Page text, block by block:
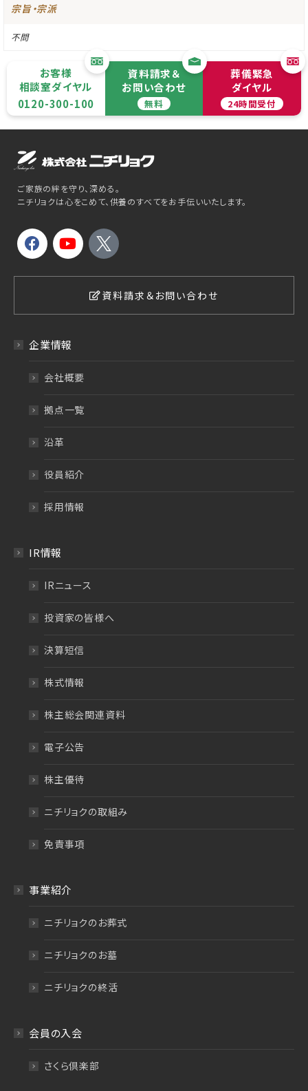
宗旨・宗派
不問
お客様
相談室ダイヤル
0120-300-100
資料請求＆
お問い合わせ
無料
葬儀緊急
ダイヤル
24時間受付
ご家族の絆を守り、深める。
ニチリョクは心をこめて、供養のすべてをお手伝いいたします。
資料請求＆お問い合わせ
企業情報
会社概要
拠点一覧
沿革
役員紹介
採用情報
IR情報
IRニュース
投資家の皆様へ
決算短信
株式情報
株主総会関連資料
電子公告
株主優待
ニチリョクの取組み
免責事項
事業紹介
ニチリョクのお葬式
ニチリョクのお墓
ニチリョクの終活
会員の入会
さくら倶楽部